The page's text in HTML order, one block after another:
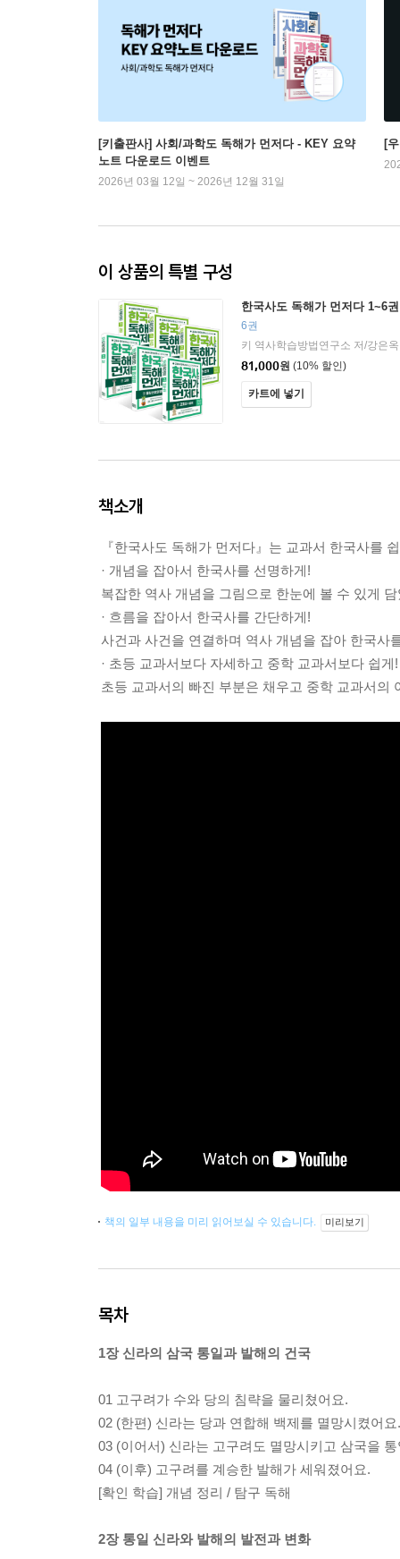
[키출판사] 사회/과학도 독해가 먼저다 - KEY 요약
노트 다운로드 이벤트
2026년 03월 12일 ~ 2026년 12월 31일
[
이 상품의 특별 구성
한국사도 독해가 먼저다 1~6
6권
키 역사학습방법연구소 저/강은
81,000원 (10% 할인)
카트에 넣기
책소개
『한국사도 독해가 먼저다』는 교과서 한국사를
· 개념을 잡아서 한국사를 선명하게!
복잡한 역사 개념을 그림으로 한눈에 볼 수 있게
· 흐름을 잡아서 한국사를 간단하게!
사건과 사건을 연결하며 역사 개념을 잡아 한국사
· 초등 교과서보다 자세하고 중학 교과서보다 쉽게!
초등 교과서의 빠진 부분은 채우고 중학 교과서의
책의 일부 내용을 미리 읽어보실 수 있습니다. 미리보기
목차
1장 신라의 삼국 통일과 발해의 건국
01 고구려가 수와 당의 침략을 물리쳤어요.
02 (한편) 신라는 당과 연합해 백제를 멸망시켰어요.
03 (이어서) 신라는 고구려도 멸망시키고 삼국을
04 (이후) 고구려를 계승한 발해가 세워졌어요.
[확인 학습] 개념 정리 / 탐구 독해
2장 통일 신라와 발해의 발전과 변화